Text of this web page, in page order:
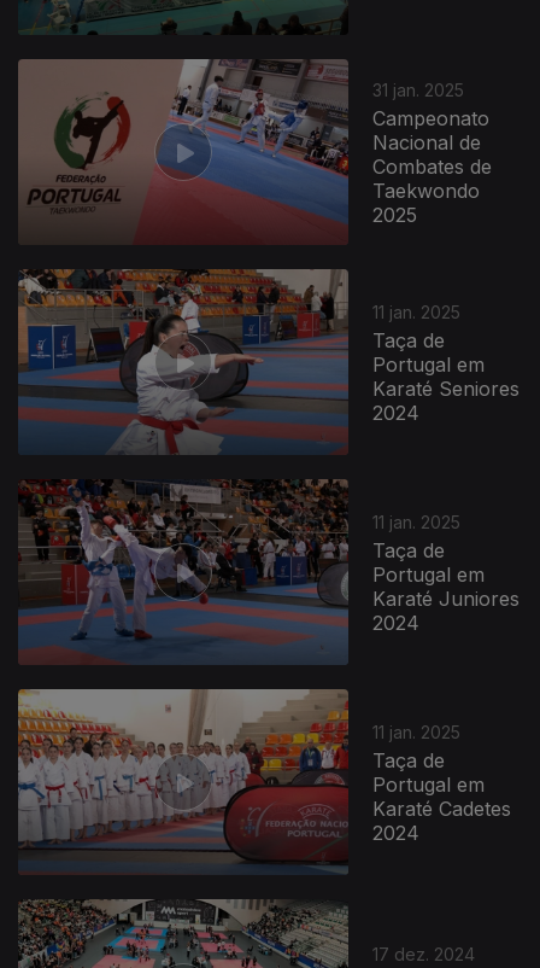
31 jan. 2025
Campeonato
Nacional de
Combates de
Taekwondo
2025
11 jan. 2025
Taça de
Portugal em
Karaté Seniores
2024
11 jan. 2025
Taça de
Portugal em
Karaté Juniores
2024
11 jan. 2025
Taça de
Portugal em
Karaté Cadetes
2024
17 dez. 2024